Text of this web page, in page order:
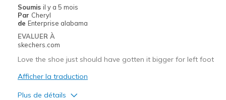
Sizing
View On Shoes
Shoes are for Wearing
Soumis il y a 5 mois
Par Cheryl
de Enterprise alabama
EVALUER À
skechers.com
Love the shoe just should have gotten it bigger for left foot
Afficher la traduction
Plus de détails